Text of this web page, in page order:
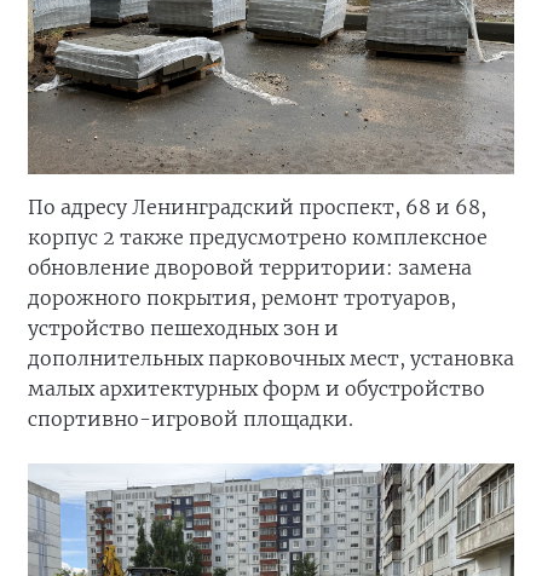
По адресу Ленинградский проспект, 68 и 68,
корпус 2 также предусмотрено комплексное
обновление дворовой территории: замена
дорожного покрытия, ремонт тротуаров,
устройство пешеходных зон и
дополнительных парковочных мест, установка
малых архитектурных форм и обустройство
спортивно-игровой площадки.